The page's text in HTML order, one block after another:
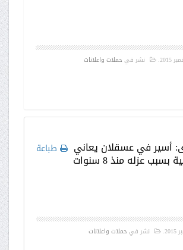
. نشر في حملات واعلانات
طباعة أسير في عسقلان يعاني
عزله منذ 8 سنوات
. نشر في حملات واعلانات